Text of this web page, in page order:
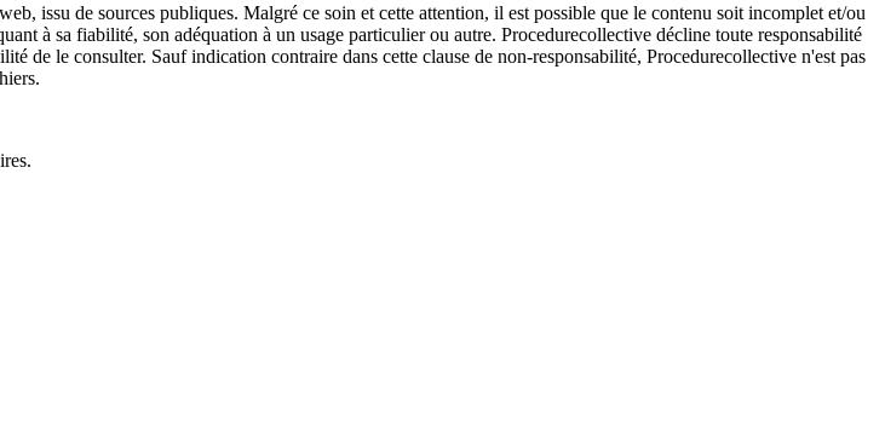
issu de sources publiques. Malgré ce soin et cette attention, il est possible que le contenu soit incomplet et/ou
à sa fiabilité, son adéquation à un usage particulier ou autre. Procedurecollective décline toute responsabilité
de le consulter. Sauf indication contraire dans cette clause de non-responsabilité, Procedurecollective n'est pas